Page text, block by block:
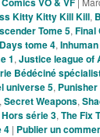
Kitty Kitty Kill Kill,
Tome 5, Final
tome 4,
1, Justice league of
Bédéciné
universe 5,
, Secret Weapons,
série 3, The Fix
4 | Publier un